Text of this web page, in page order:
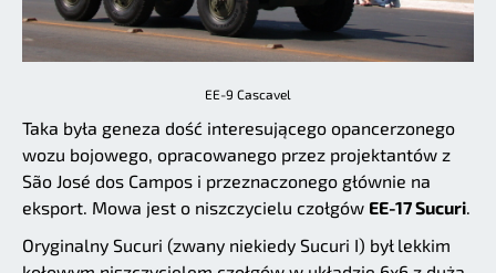
EE-9 Cascavel
Taka była geneza dość interesującego opancerzonego
wozu bojowego, opracowanego przez projektantów z
São José dos Campos i przeznaczonego głównie na
eksport. Mowa jest o niszczycielu czołgów EE-17 Sucuri
Oryginalny Sucuri (zwany niekiedy Sucuri I) był lekkim